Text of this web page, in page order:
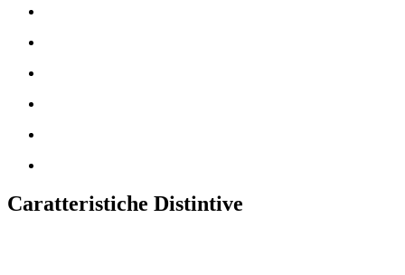
Caratteristiche Distintive